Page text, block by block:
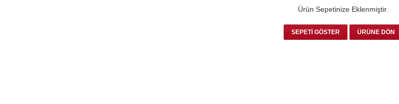
Ürün Sepetinize Eklenmiştir.
SEPETİ GÖSTER ÜRÜNE DÖN